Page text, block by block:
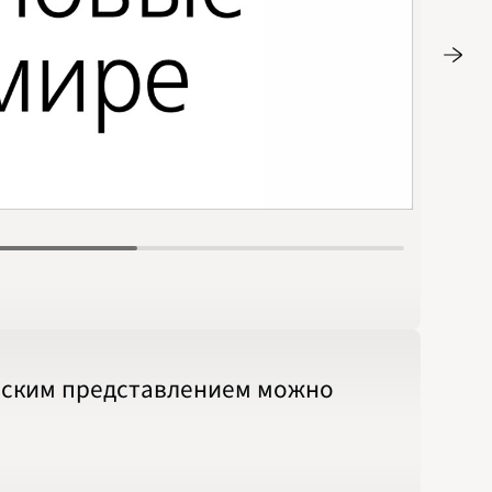
представлением можно